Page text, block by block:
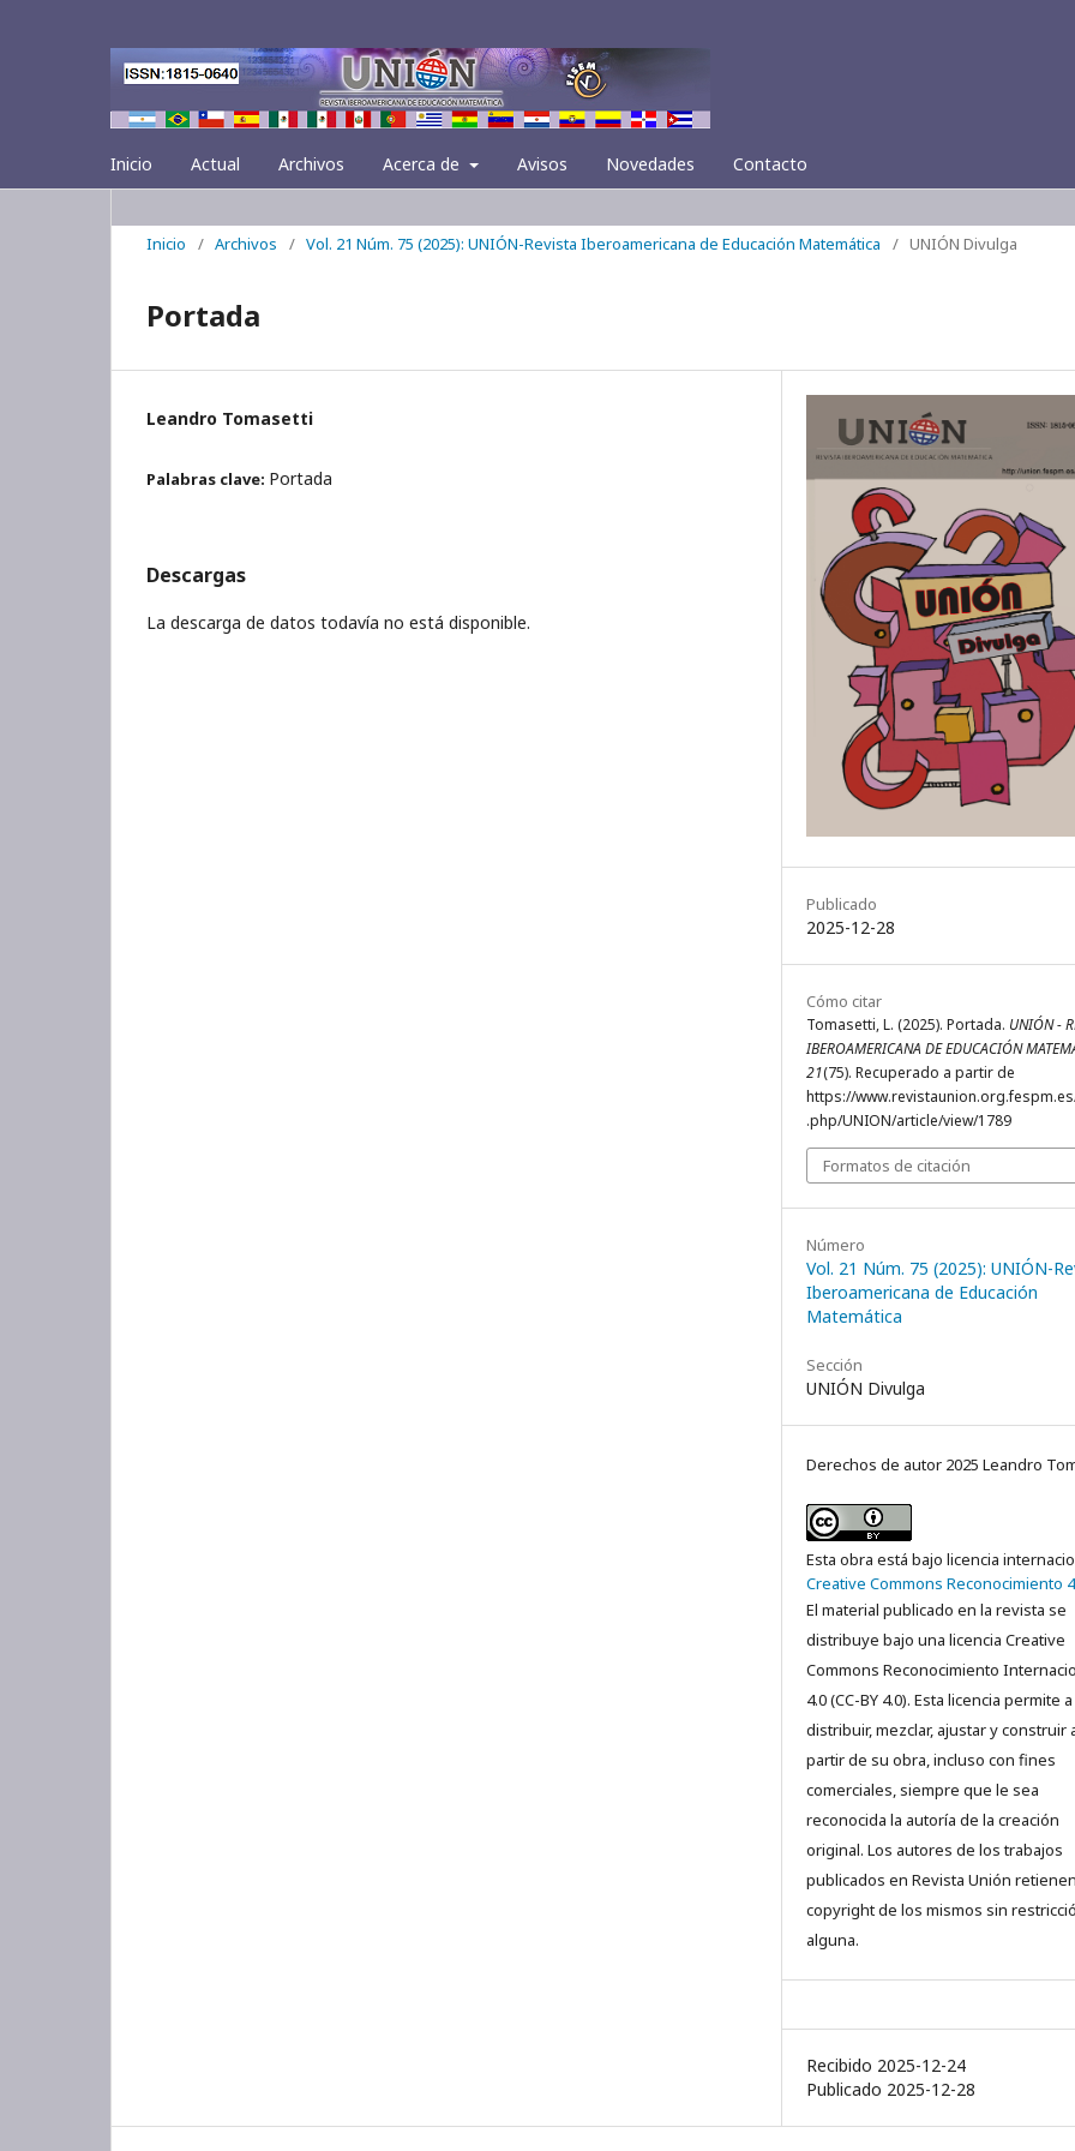
Inicio Actual Archivos Acerca de Avisos Novedades Contacto
Inicio / Archivos / Vol. 21 Núm. 75 (2025): UNIÓN-Revista Iberoamericana de Educación Matemática / UNIÓN Divulga
Portada
Leandro Tomasetti
Palabras clave: Portada
Descargas
La descarga de datos todavía no está disponible.
Publicado
2025-12-28
Cómo citar
Tomasetti, L. (2025). Portada. UNIÓN -
IBEROAMERICANA DE EDUCACIÓN
21(75). Recuperado a partir de
https://
.php/UNION/article/view/1789
Formatos de citación
Número
Vol. 21 Núm. 75 (2025): UNIÓN-
Iberoamericana de Educación
Matemática
Sección
UNIÓN Divulga
Derechos de autor 2025 Leandro
Esta obra está bajo licencia
Creative Commons Reconocimiento
El material publicado en la revista se
distribuye bajo una licencia Creative
Commons Reconocimiento
4.0 (CC-BY 4.0). Esta licencia permite
distribuir, mezclar, ajustar y construir
partir de su obra, incluso con fines
comerciales, siempre que le sea
reconocida la autoría de la creación
original. Los autores de los trabajos
publicados en Revista Unión
copyright de los mismos sin
alguna.
Recibido 2025-12-24
Publicado 2025-12-28